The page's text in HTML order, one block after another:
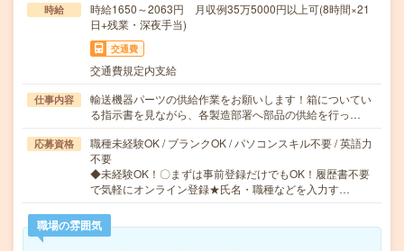
時給
時給1650～2063円 月収例35万5000円以上可(8時間×21
日+残業・深夜手当)
交通費
交通費規定内支給
仕事内容
輸送機器パーツの供給作業をお願いします！箱についてい
る指示書を見ながら、各製造部署へ部品の供給を行っ…
応募資格
職種未経験OK / ブランクOK / パソコンスキル不要 / 英語力
不要
◆未経験OK！〇まずは事前登録だけでもOK！履歴書不要
で気軽にオンライン登録★氏名・職種などを入力す…
職場の雰囲気